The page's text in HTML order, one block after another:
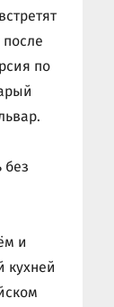
после
по
без
и
кухней